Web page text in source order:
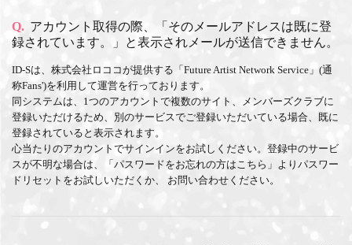
Q. アカウント取得の際、「そのメールアドレスは既に登
録されています。」と表示されメールが送信できません。
ID-Sは、株式会社ロココが提供する「Future Artist Network Service」(通
称Fans')を利用して運営を行っております。
同システムは、1つのアカウントで複数のサイト、メンバーズクラブに
登録いただけるため、別のサービスでご登録いただいている場合、既に
登録されていると表示されます。
心当たりのアカウントでサインインをお試しください。登録中のサービ
スが不明な場合は、「パスワードをお忘れの方はこちら」よりパスワー
ドリセットをお試しいただくか、
お問い合わせ ください。